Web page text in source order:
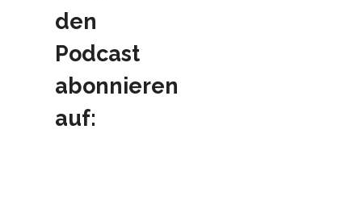
den
Podcast
abonnieren
auf: